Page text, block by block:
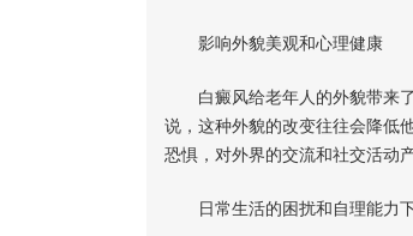
影响外貌美观和心理健康
白癜风给老年人的外貌带来了
说，这种外貌的改变往往会降低
恐惧，对外界的交流和社交活动
日常生活的困扰和自理能力